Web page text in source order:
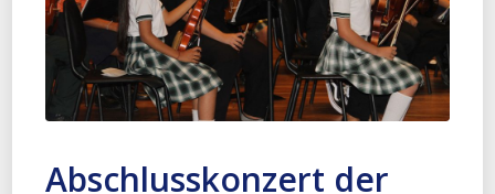
Abschlusskonzert der